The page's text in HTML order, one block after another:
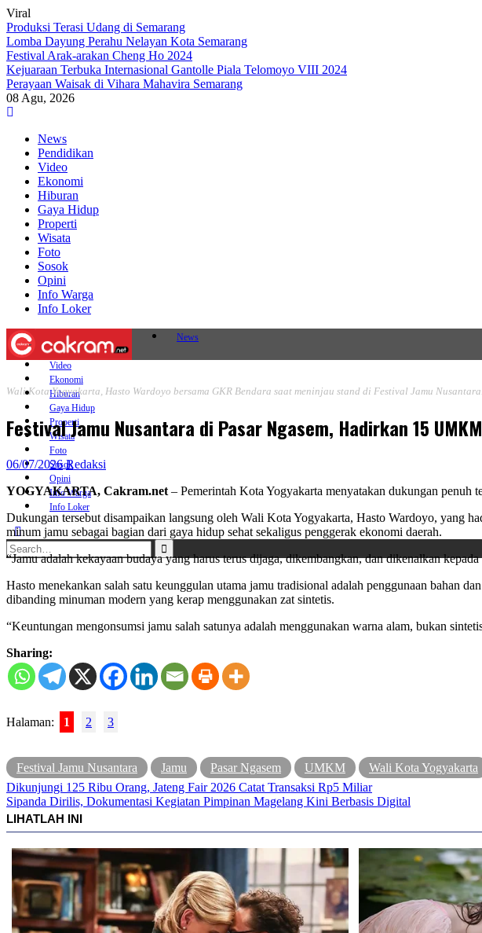
Viral
Produksi Terasi Udang di Semarang
Lomba Dayung Perahu Nelayan Kota Semarang
Festival Arak-arakan Cheng Ho 2024
Kejuaraan Terbuka Internasional Gantolle Piala Telomoyo VIII 2024
Perayaan Waisak di Vihara Mahavira Semarang
08 Agu, 2026
Skip
contentNews
Pendidikan
Video
Ekonomi
Hiburan
Gaya Hidup
Properti
Wisata
Foto
Sosok
Opini
Info Warga
Info Loker
News
Pendidikan
Video
Ekonomi
Hiburan
Gaya Hidup
Properti
Wisata
Foto
Sosok
Opini
Info Warga
Info Loker
Search
for:
Wali Kota Yogyakarta, Hasto Wardoyo bersama GKR Bendara saat meninjau stand di Festival Jamu
Festival Jamu Nusantara di Pasar Ngasem, Hadirkan 15
06/07/2026 Redaksi
YOGYAKARTA, Cakram.net – Pemerintah Kota Yogyakarta menyatakan dukungan penuh
Dukungan tersebut disampaikan langsung oleh Wali Kota Yogyakarta, Hasto Wardoyo, yang
minum jamu sebagai bagian dari gaya hidup sehat sekaligus penggerak ekonomi daerah.
“Jamu adalah kekayaan budaya yang harus terus dijaga, dikembangkan, dan dikenalkan
Hasto menekankan salah satu keunggulan utama jamu tradisional adalah penggunaan bahan
dibanding minuman modern yang kerap menggunakan zat sintetis.
“Keuntungan mengonsumsi jamu salah satunya adalah menggunakan warna alam, bukan
Sharing:
Halaman: 1 2 3
Festival Jamu Nusantara Jamu Pasar Ngasem UMKM Wali Kota Yogyakarta
Navigasi
pos
Dikunjungi 125 Ribu Orang, Jateng Fair 2026 Catat Transaksi Rp5 Miliar
Sipanda Dirilis, Dokumentasi Kegiatan Pimpinan Magelang Kini Berbasis Digital